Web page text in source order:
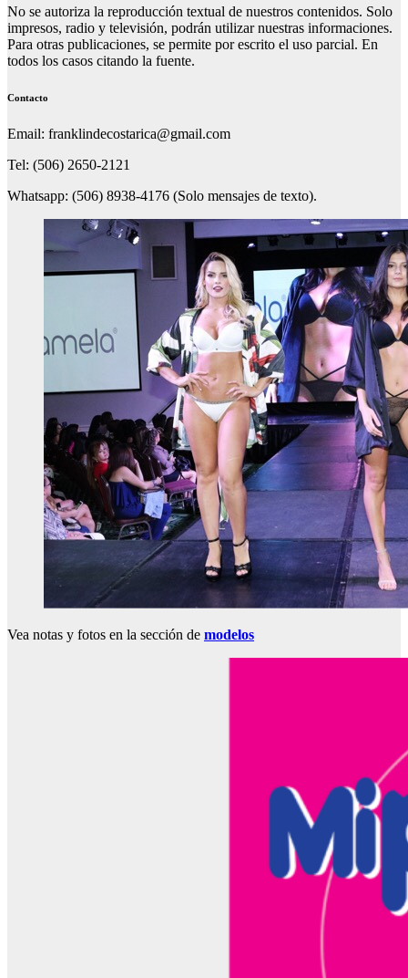
No se autoriza la reproducción textual de nuestros contenidos. Solo
impresos, radio y televisión, podrán utilizar nuestras informaciones.
Para otras publicaciones, se permite por escrito el uso parcial. En
todos los casos citando la fuente.
Contacto
Email: franklindecostarica@gmail.com
Tel: (506) 2650-2121
Whatsapp: (506) 8938-4176 (Solo mensajes de texto).
Vea notas y fotos en la sección de modelos